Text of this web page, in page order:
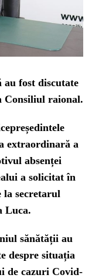
fost discutate
Consiliul raional.
extraordinară a
absenței
a solicitat în
la secretarul
Luca.
sănătății au
despre situația
de cazuri Covid-